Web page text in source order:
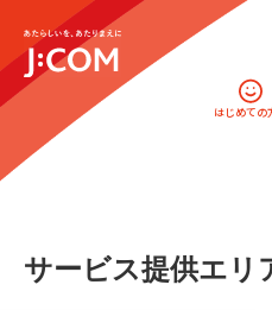
はじめての
サービス提供エリ